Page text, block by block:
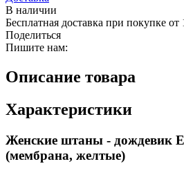
В наличии
Бесплатная доставка при покупке от
Поделиться
Пишите нам:
Описание товара
Характеристики
Женские штаны - дождевик
(мембрана, желтые)